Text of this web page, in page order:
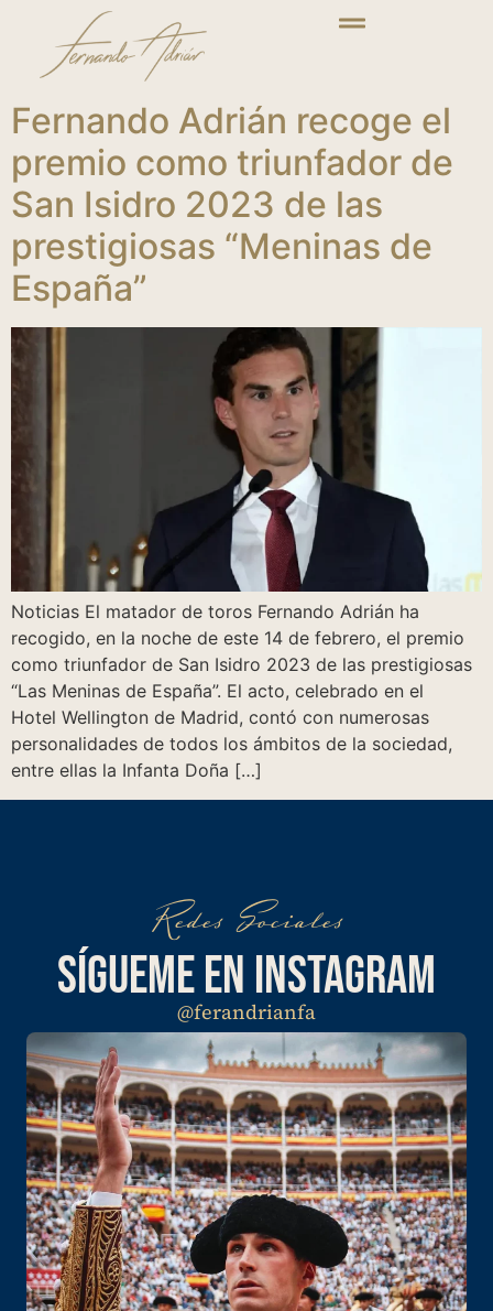
Fernando Adrián recoge el
premio como triunfador de
San Isidro 2023 de las
prestigiosas “Meninas de
España”
Noticias El matador de toros Fernando Adrián ha
recogido, en la noche de este 14 de febrero, el premio
como triunfador de San Isidro 2023 de las prestigiosas
“Las Meninas de España”. El acto, celebrado en el
Hotel Wellington de Madrid, contó con numerosas
personalidades de todos los ámbitos de la sociedad,
entre ellas la Infanta Doña […]
Redes Sociales
SÍGUEME EN INSTAGRAM
@ferandrianfa